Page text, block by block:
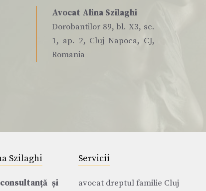
Avocat Alina Szilaghi
Dorobantilor 89, bl. X3, sc.
1, ap. 2, Cluj Napoca, CJ,
Romania
Szilaghi
și
Servicii
avocat dreptul familie Cluj